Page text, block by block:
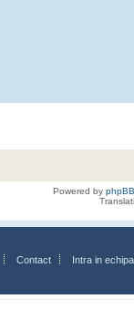
Powered by phpBB
Contact Intra in